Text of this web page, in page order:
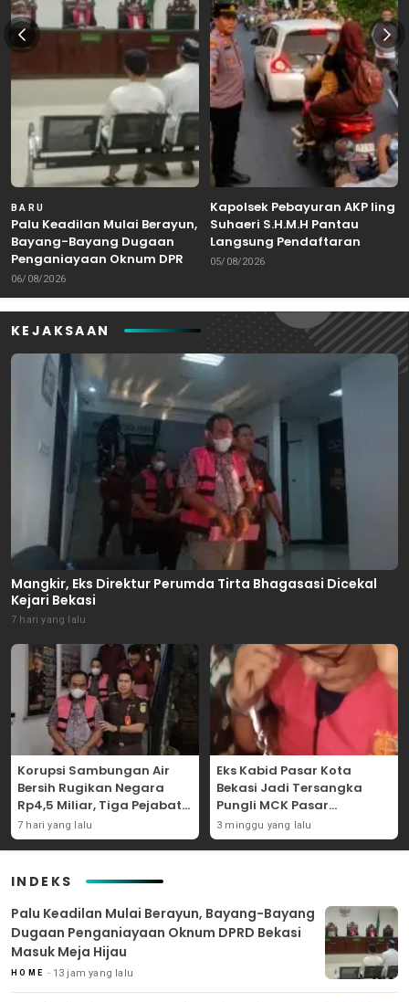
BARU
Palu Keadilan Mulai Berayun,
Bayang-Bayang Dugaan
Penganiayaan Oknum DPRD
Bekasi Masuk Meja Hijau
06/08/2026
Kapolsek Pebayuran AKP Iing
Suhaeri S.H.M.H Pantau
Langsung Pendaftaran
Bakal Calon Kepala Desa di
05/08/2026
KEJAKSAAN
Mangkir, Eks Direktur Perumda Tirta Bhagasasi Dicekal
Kejari Bekasi
7 hari yang lalu
Korupsi Sambungan Air
Bersih Rugikan Negara
Rp4,5 Miliar, Tiga Pejabat
Perumda Dijerat
7 hari yang lalu
Eks Kabid Pasar Kota
Bekasi Jadi Tersangka
Pungli MCK Pasar
Bantargebang
3 minggu yang lalu
INDEKS
Palu Keadilan Mulai Berayun, Bayang-Bayang
Dugaan Penganiayaan Oknum DPRD Bekasi
Masuk Meja Hijau
HOME 13 jam yang lalu